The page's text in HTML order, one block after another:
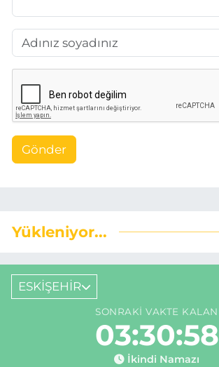
Gönder
Yükleniyor...
ESKİŞEHİR
SONRAKI VAKTE KALAN
03:30:57
İkindi Namazı